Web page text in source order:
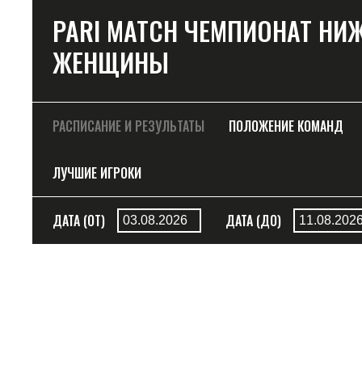
PARI MATCH ЧЕМПИОНАТ
ЖЕНЩИНЫ
РАСПИСАНИЕ И РЕЗУЛЬТАТЫ ПОЛОЖЕНИЕ КОМАНД
ЛУЧШИЕ ИГРОКИ
ДАТА (ОТ) ДАТА (ДО)